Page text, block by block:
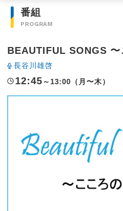
番組
PROGRAM
BEAUTIFUL SONGS 〜
長谷川雄啓
12:45 ～13:00（月〜木）